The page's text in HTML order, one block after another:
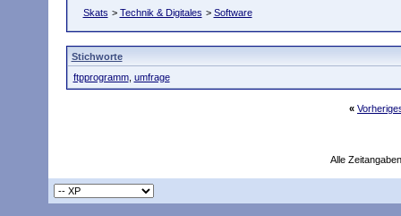
Skats > Technik & Digitales > Software
Stichworte
ftpprogramm, umfrage
«
Alle